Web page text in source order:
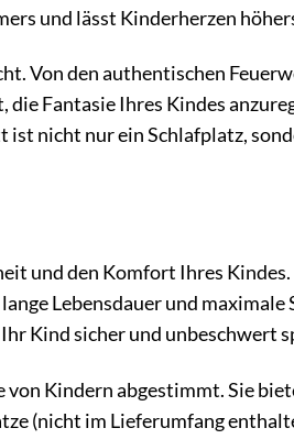
und lässt Kinderherzen
Von den authentischen
Fantasie Ihres Kindes
nicht nur ein Schlafplatz,
und den Komfort Ihres
Lebensdauer und
Kind sicher und unbeschwert
Kindern abgestimmt. Sie
(nicht im Lieferumfang